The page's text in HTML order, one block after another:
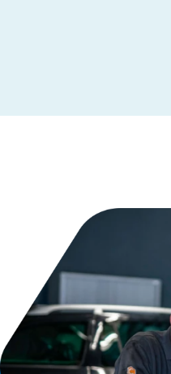
Nederhemert
Noardburgum
Odoorn
Oldenzaal